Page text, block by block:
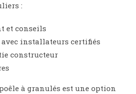
:
et conseils
installateurs certifiés
constructeur
à granulés est une option